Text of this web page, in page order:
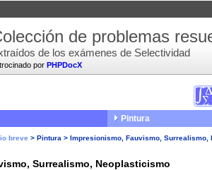
por PHPDocX
de problemas
de los exámenes de Selectividad
Pintura
breve > Pintura > Impresionismo, Fauvismo, Surrealismo,
Surrealismo, Neoplasticismo